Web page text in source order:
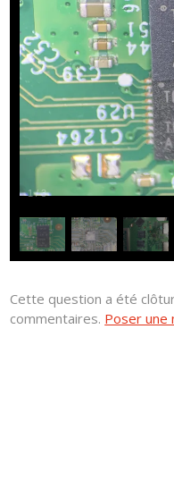
1/3
Cette question a été
commentaires. Poser une